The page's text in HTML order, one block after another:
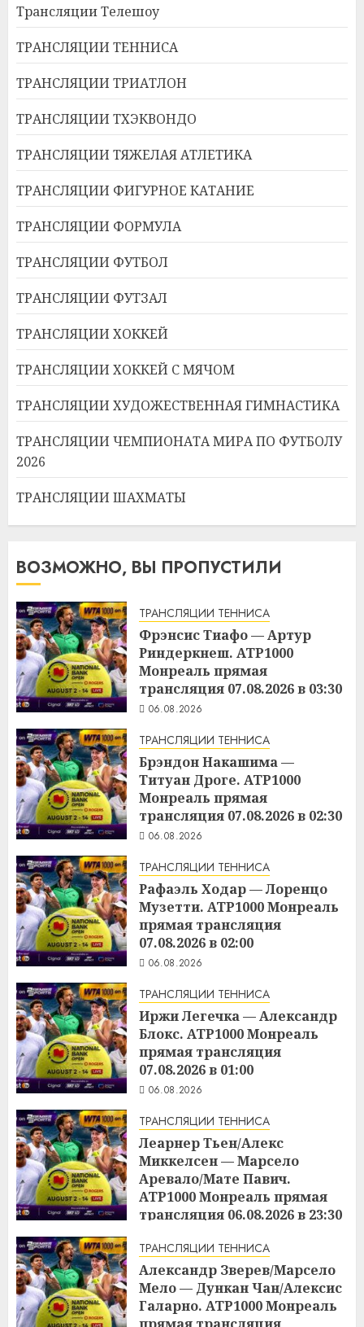
Трансляции Телешоу
ТРАНСЛЯЦИИ ТЕННИСА
ТРАНСЛЯЦИИ ТРИАТЛОН
ТРАНСЛЯЦИИ ТХЭКВОНДО
ТРАНСЛЯЦИИ ТЯЖЕЛАЯ АТЛЕТИКА
ТРАНСЛЯЦИИ ФИГУРНОЕ КАТАНИЕ
ТРАНСЛЯЦИИ ФОРМУЛА
ТРАНСЛЯЦИИ ФУТБОЛ
ТРАНСЛЯЦИИ ФУТЗАЛ
ТРАНСЛЯЦИИ ХОККЕЙ
ТРАНСЛЯЦИИ ХОККЕЙ С МЯЧОМ
ТРАНСЛЯЦИИ ХУДОЖЕСТВЕННАЯ ГИМНАСТИКА
ТРАНСЛЯЦИИ ЧЕМПИОНАТА МИРА ПО ФУТБОЛУ
2026
ТРАНСЛЯЦИИ ШАХМАТЫ
ВОЗМОЖНО, ВЫ ПРОПУСТИЛИ
ТРАНСЛЯЦИИ ТЕННИСА
Фрэнсис Тиафо — Артур
Риндеркнеш. ATP1000
Монреаль прямая
трансляция 07.08.2026 в 03:30
06.08.2026
ТРАНСЛЯЦИИ ТЕННИСА
Брэндон Накашима —
Титуан Дроге. ATP1000
Монреаль прямая
трансляция 07.08.2026 в 02:30
06.08.2026
ТРАНСЛЯЦИИ ТЕННИСА
Рафаэль Ходар — Лоренцо
Музетти. ATP1000 Монреаль
прямая трансляция
07.08.2026 в 02:00
06.08.2026
ТРАНСЛЯЦИИ ТЕННИСА
Иржи Легечка — Александр
Блокс. ATP1000 Монреаль
прямая трансляция
07.08.2026 в 01:00
06.08.2026
ТРАНСЛЯЦИИ ТЕННИСА
Леарнер Тьен/Алекс
Миккелсен — Марсело
Аревало/Мате Павич.
ATP1000 Монреаль прямая
трансляция 06.08.2026 в 23:30
ТРАНСЛЯЦИИ ТЕННИСА
Александр Зверев/Марсело
Мело — Дункан Чан/Алексис
Галарно. ATP1000 Монреаль